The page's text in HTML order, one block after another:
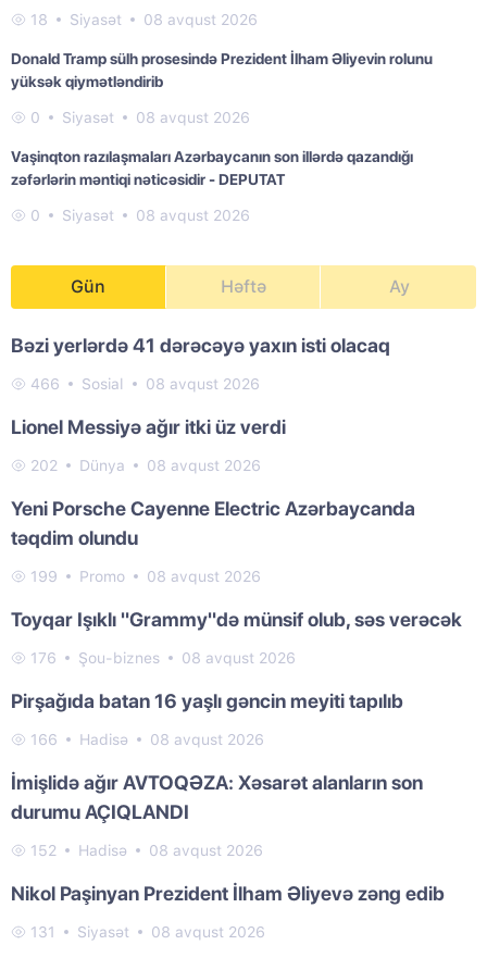
18 Siyasət 08 avqust 2026
Donald Tramp sülh prosesində Prezident İlham Əliyevin rolunu
yüksək qiymətləndirib
0 Siyasət 08 avqust 2026
Vaşinqton razılaşmaları Azərbaycanın son illərdə qazandığı
zəfərlərin məntiqi nəticəsidir - DEPUTAT
0 Siyasət 08 avqust 2026
Gün Həftə Ay
Bəzi yerlərdə 41 dərəcəyə yaxın isti olacaq
466 Sosial 08 avqust 2026
Lionel Messiyə ağır itki üz verdi
202 Dünya 08 avqust 2026
Yeni Porsche Cayenne Electric Azərbaycanda
təqdim olundu
199 Promo 08 avqust 2026
Toyqar Işıklı "Grammy"də münsif olub, səs verəcək
176 Şou-biznes 08 avqust 2026
Pirşağıda batan 16 yaşlı gəncin meyiti tapılıb
166 Hadisə 08 avqust 2026
İmişlidə ağır AVTOQƏZA: Xəsarət alanların son
durumu AÇIQLANDI
152 Hadisə 08 avqust 2026
Nikol Paşinyan Prezident İlham Əliyevə zəng edib
131 Siyasət 08 avqust 2026